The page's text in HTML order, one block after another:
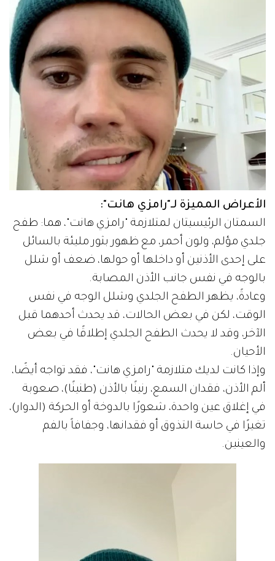
الأعراض المميزة لـ"رامزي هانت":
السمتان الرئيسيتان لمتلازمة "رامزي هانت"، هما: طفح
جلدي مؤلم، ولون أحمر، مع ظهور بثور مليئة بالسائل
على إحدى الأذنين أو داخلها أو حولها، ضعف أو شلل
بالوجه في نفس جانب الأذن المصابة.
وعادةً، يظهر الطفح الجلدي وشلل الوجه في نفس
الوقت، لكن في بعض الحالات، قد يحدث أحدهما قبل
الآخر، وقد لا يحدث الطفح الجلدي إطلاقًا في بعض
الأحيان.
وإذا كانت لديك متلازمة "رامزي هانت"، فقد تواجه أيضًا،
ألم الأذن، فقدان السمع، رنينًا بالأذن (طنينًا)، صعوبة
في إغلاق عين واحدة، شعورًا بالدوخة أو الحركة (الدوار)،
تغيرًا في حاسة التذوق أو فقدانها، وجفافاً بالفم
والعينين.